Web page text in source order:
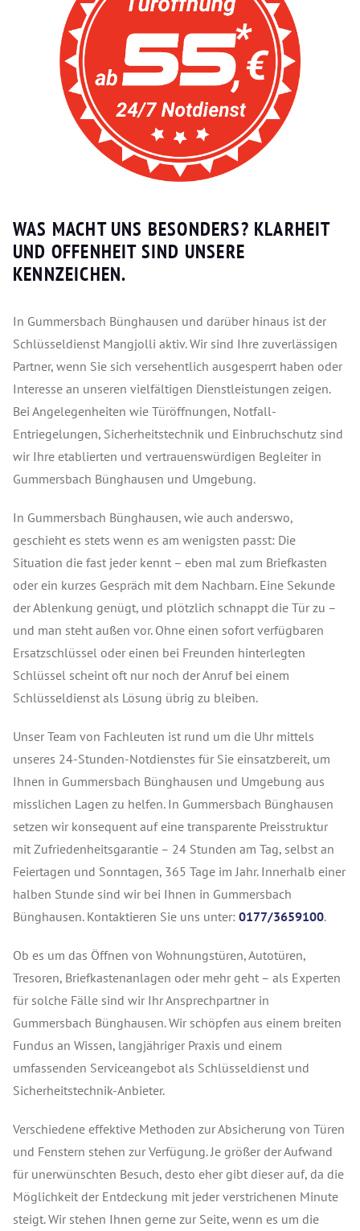
WAS MACHT UNS BESONDERS? KLARHEIT
UND OFFENHEIT SIND UNSERE
KENNZEICHEN.
In Gummersbach Bünghausen und darüber hinaus ist der
Schlüsseldienst Mangjolli aktiv. Wir sind Ihre zuverlässigen
Partner, wenn Sie sich versehentlich ausgesperrt haben oder
Interesse an unseren vielfältigen Dienstleistungen zeigen.
Bei Angelegenheiten wie Türöffnungen, Notfall-
Entriegelungen, Sicherheitstechnik und Einbruchschutz sind
wir Ihre etablierten und vertrauenswürdigen Begleiter in
Gummersbach Bünghausen und Umgebung.
In Gummersbach Bünghausen, wie auch anderswo,
geschieht es stets wenn es am wenigsten passt: Die
Situation die fast jeder kennt – eben mal zum Briefkasten
oder ein kurzes Gespräch mit dem Nachbarn. Eine Sekunde
der Ablenkung genügt, und plötzlich schnappt die Tür zu –
und man steht außen vor. Ohne einen sofort verfügbaren
Ersatzschlüssel oder einen bei Freunden hinterlegten
Schlüssel scheint oft nur noch der Anruf bei einem
Schlüsseldienst als Lösung übrig zu bleiben.
Unser Team von Fachleuten ist rund um die Uhr mittels
unseres 24-Stunden-Notdienstes für Sie einsatzbereit, um
Ihnen in Gummersbach Bünghausen und Umgebung aus
misslichen Lagen zu helfen. In Gummersbach Bünghausen
setzen wir konsequent auf eine transparente Preisstruktur
mit Zufriedenheitsgarantie – 24 Stunden am Tag, selbst an
Feiertagen und Sonntagen, 365 Tage im Jahr. Innerhalb einer
halben Stunde sind wir bei Ihnen in Gummersbach
Bünghausen. Kontaktieren Sie uns unter: 0177/3659100.
Ob es um das Öffnen von Wohnungstüren, Autotüren,
Tresoren, Briefkastenanlagen oder mehr geht – als Experten
für solche Fälle sind wir Ihr Ansprechpartner in
Gummersbach Bünghausen. Wir schöpfen aus einem breiten
Fundus an Wissen, langjähriger Praxis und einem
umfassenden Serviceangebot als Schlüsseldienst und
Sicherheitstechnik-Anbieter.
Verschiedene effektive Methoden zur Absicherung von Türen
und Fenstern stehen zur Verfügung. Je größer der Aufwand
für unerwünschten Besuch, desto eher gibt dieser auf, da die
Möglichkeit der Entdeckung mit jeder verstrichenen Minute
steigt. Wir stehen Ihnen gerne zur Seite, wenn es um die